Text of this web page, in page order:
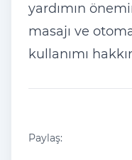
yardımın
masajı ve
kullanımı
Paylaş: